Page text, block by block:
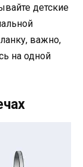
детские
важно,
на одной